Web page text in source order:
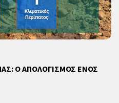
Ο ΑΠΟΛΟΓΙΣΜΟΣ ΕΝΟΣ